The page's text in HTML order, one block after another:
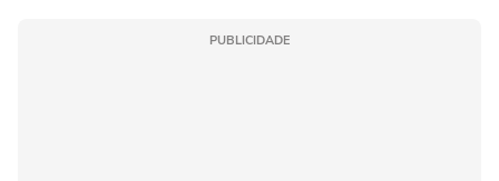
PUBLICIDADE